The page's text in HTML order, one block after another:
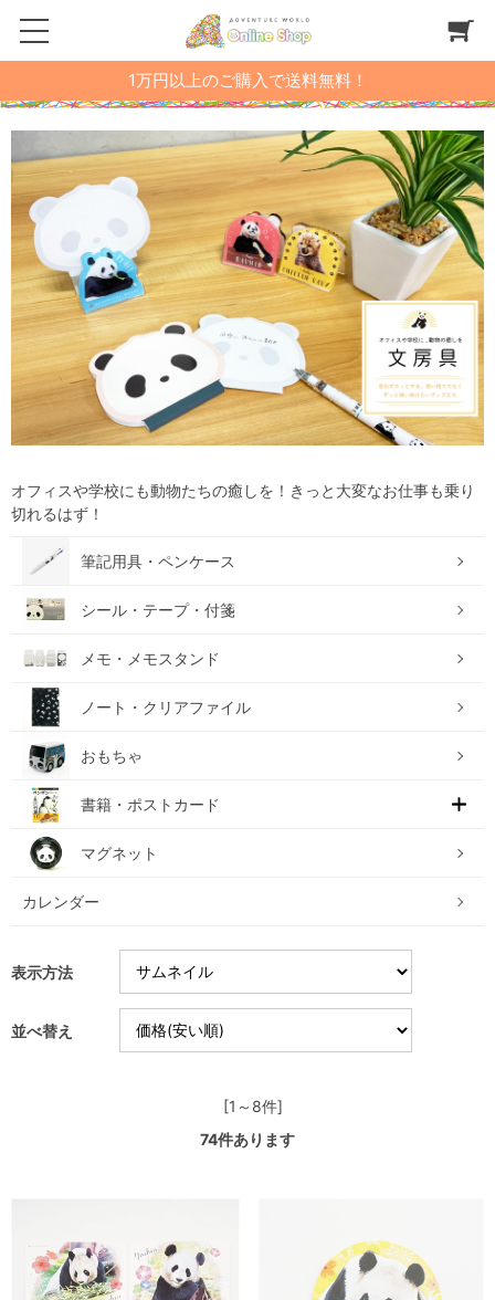
1万円以上のご購入で送料無料！
オフィスや学校にも動物たちの癒しを！きっと大変なお仕事も乗り
切れるはず！
筆記用具・ペンケース
シール・テープ・付箋
メモ・メモスタンド
ノート・クリアファイル
おもちゃ
書籍・ポストカード
マグネット
カレンダー
表示方法
並べ替え
[1～8件]
74件あります